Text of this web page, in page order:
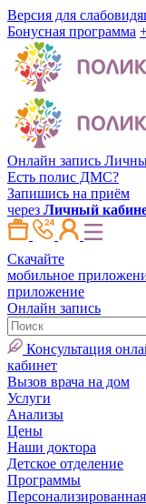
Версия для
Бонусная программа
Онлайн запись
Есть полис ДМС?
Запишись на приём
через Личный
Скачайте
мобильное
приложение
Онлайн запись
Консультация
кабинет
Вызов врача на дом
Услуги
Анализы
Цены
Наши доктора
Детское отделение
Программы